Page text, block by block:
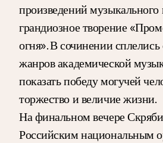
произведений
грандиозное творение
огня». В сочинении сплелись
жанров академической
показать победу могучей
торжество и величие жизни.
На финальном вечере
Российским национальным